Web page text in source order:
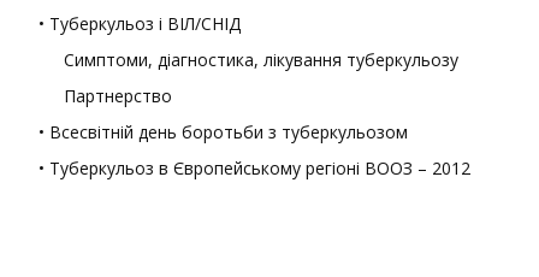
• Туберкульоз і ВІЛ/СНІД
Симптоми, діагностика, лікування туберкульозу
Партнерство
• Всесвітній день боротьби з туберкульозом
• Туберкульоз в Європейському регіоні ВООЗ – 2012